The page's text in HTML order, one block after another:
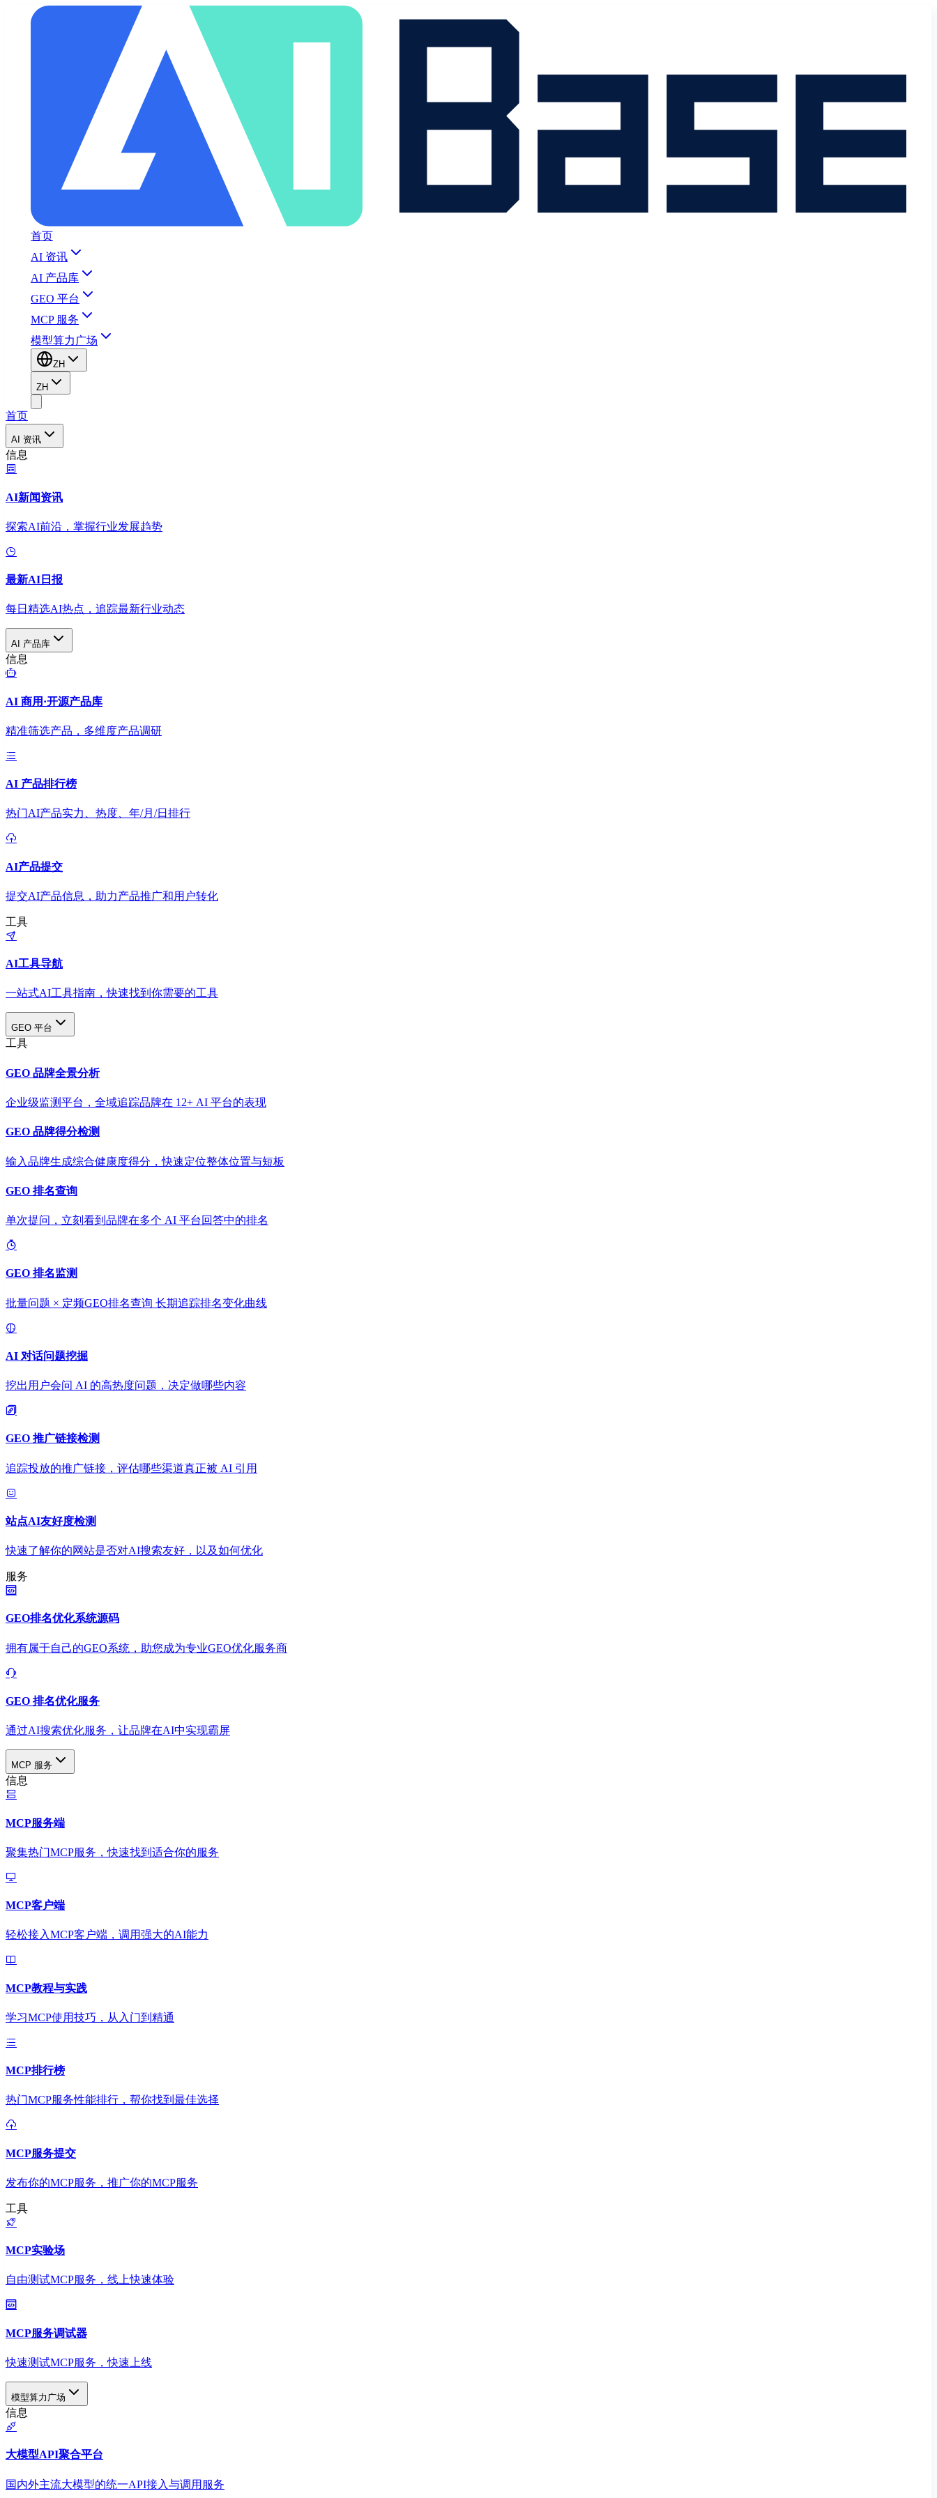
首页
AI 资讯
AI 产品库
GEO 平台
MCP 服务
模型算力广场
ZH
ZH
首页
AI 资讯
信息
AI新闻资讯
探索AI前沿，掌握行业发展趋势
最新AI日报
每日精选AI热点，追踪最新行业动态
AI 产品库
信息
AI 商用·开源产品库
精准筛选产品，多维度产品调研
AI 产品排行榜
热门AI产品实力、热度、年/月/日排行
AI产品提交
提交AI产品信息，助力产品推广和用户转化
工具
AI工具导航
一站式AI工具指南，快速找到你需要的工具
GEO 平台
工具
GEO 品牌全景分析
企业级监测平台，全域追踪品牌在 12+ AI 平台的表现
GEO 品牌得分检测
输入品牌生成综合健康度得分，快速定位整体位置与短板
GEO 排名查询
单次提问，立刻看到品牌在多个 AI 平台回答中的排名
GEO 排名监测
批量问题 × 定频GEO排名查询 长期追踪排名变化曲线
AI 对话问题挖掘
挖出用户会问 AI 的高热度问题，决定做哪些内容
GEO 推广链接检测
追踪投放的推广链接，评估哪些渠道真正被 AI 引用
站点AI友好度检测
快速了解你的网站是否对AI搜索友好，以及如何优化
服务
GEO排名优化系统源码
拥有属于自己的GEO系统，助您成为专业GEO优化服务商
GEO 排名优化服务
通过AI搜索优化服务，让品牌在AI中实现霸屏
MCP 服务
信息
MCP服务端
聚集热门MCP服务，快速找到适合你的服务
MCP客户端
轻松接入MCP客户端，调用强大的AI能力
MCP教程与实践
学习MCP使用技巧，从入门到精通
MCP排行榜
热门MCP服务性能排行，帮你找到最佳选择
MCP服务提交
发布你的MCP服务，推广你的MCP服务
工具
MCP实验场
自由测试MCP服务，线上快速体验
MCP服务调试器
快速测试MCP服务，快速上线
模型算力广场
信息
大模型API聚合平台
国内外主流大模型的统一API接入与调用服务